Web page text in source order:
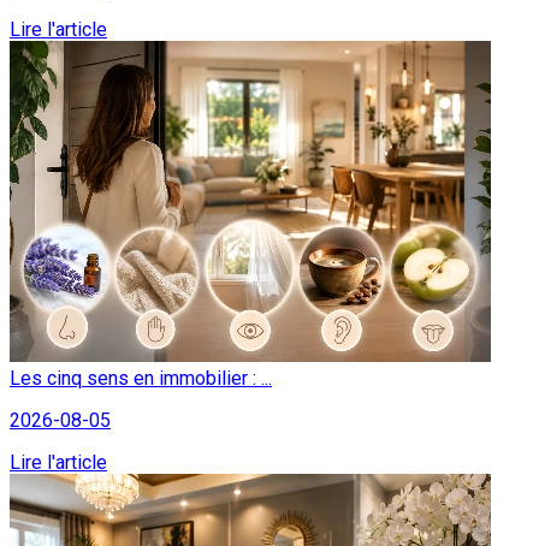
Lire l'article
Les cinq sens en immobilier : ...
2026-08-05
Lire l'article